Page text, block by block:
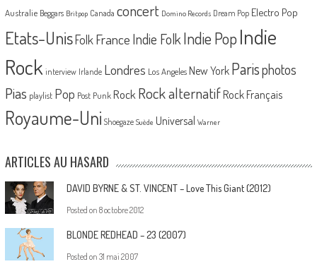
Australie Beggars Britpop Canada concert Domino Records Dream Pop Electro Pop
Etats-UnisFolk France Indie FolkIndie PopIndie
Rock interview Irlande Londres Los Angeles New York Parisphotos
Pias playlist Pop Post Punk Rock Rock alternatif Rock Français
Royaume-Uni Shoegaze Suède Universal Warner
ARTICLES AU HASARD
DAVID BYRNE & ST. VINCENT – Love This Giant (2012)
Posted on 8 octobre 2012
BLONDE REDHEAD – 23 (2007)
Posted on 31 mai 2007